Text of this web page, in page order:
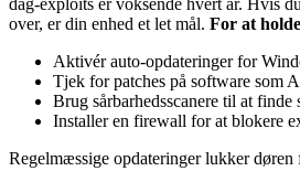
over, er din enhed et let mål. For at
Aktivér auto-opdateringer for
Tjek for patches på software som
Brug sårbarhedsscanere til at finde
Installer en firewall for at blokere
Regelmæssige opdateringer lukker døren